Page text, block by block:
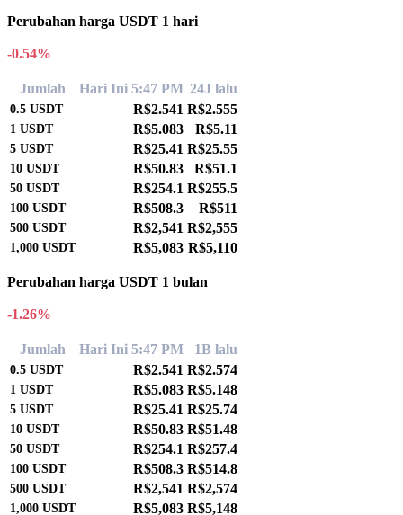
Perubahan harga USDT 1 hari
-0.54%
Jumlah Hari Ini 5:47 PM 24J lalu
0.5 USDT R$2.541 R$2.555
1 USDT R$5.083 R$5.11
5 USDT R$25.41 R$25.55
10 USDT R$50.83 R$51.1
50 USDT R$254.1 R$255.5
100 USDT R$508.3 R$511
500 USDT R$2,541 R$2,555
1,000 USDT R$5,083 R$5,110
Perubahan harga USDT 1 bulan
-1.26%
Jumlah Hari Ini 5:47 PM 1B lalu
0.5 USDT R$2.541 R$2.574
1 USDT R$5.083 R$5.148
5 USDT R$25.41 R$25.74
10 USDT R$50.83 R$51.48
50 USDT R$254.1 R$257.4
100 USDT R$508.3 R$514.8
500 USDT R$2,541 R$2,574
1,000 USDT R$5,083 R$5,148